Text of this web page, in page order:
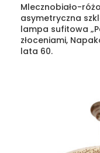
Mlecznobiało-
asymetryczna
lampa sufitowa
złoceniami,
lata 60.